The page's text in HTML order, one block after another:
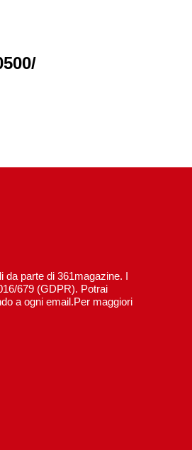
da parte di 361magazine. I
679 (GDPR). Potrai
a ogni email.Per maggiori